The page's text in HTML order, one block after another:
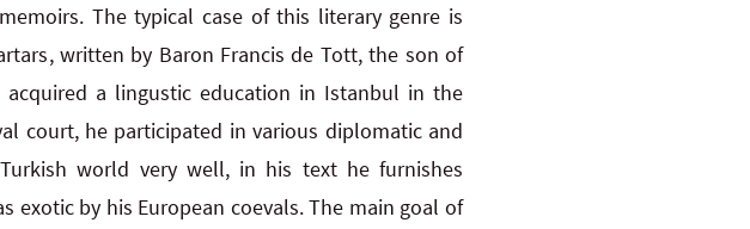
The typical case of this literary genre is
written by Baron Francis de Tott, the son of
a lingustic education in Istanbul in the
court, he participated in various diplomatic and
world very well, in his text he furnishes
by his European coevals. The main goal of